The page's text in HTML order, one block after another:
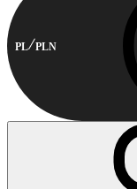
PL PLN